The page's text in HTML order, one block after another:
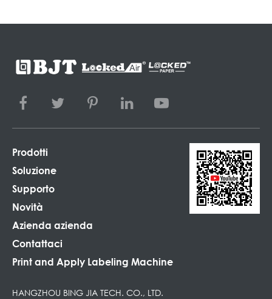
Prodotti
Soluzione
Supporto
Novità
Azienda azienda
Contattaci
Print and Apply Labeling Machine
HANGZHOU BING JIA TECH. CO., LTD.